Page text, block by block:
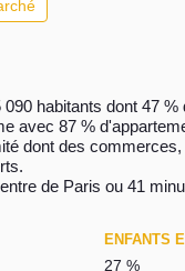
habitants dont 47
avec 87 %
dont des
de Paris ou 41
ENFANTS
27 %